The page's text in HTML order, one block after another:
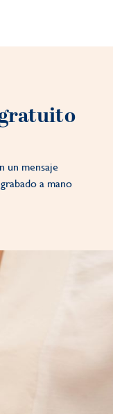
un mensaje
a mano